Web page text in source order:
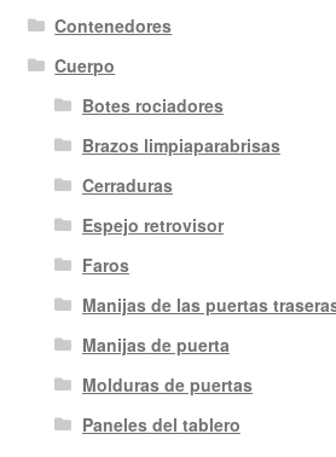
Contenedores
Cuerpo
Botes rociadores
Brazos limpiaparabrisas
Cerraduras
Espejo retrovisor
Faros
Manijas de las puertas
Manijas de puerta
Molduras de puertas
Paneles del tablero